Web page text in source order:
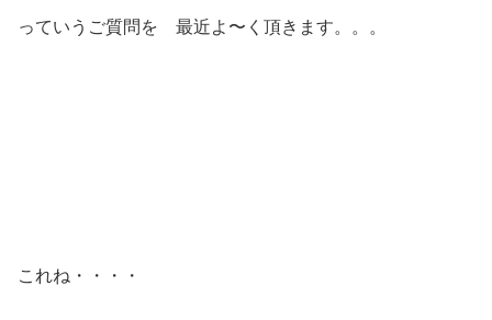
っていうご質問を 最近よ〜く頂きます。。。
これね・・・・